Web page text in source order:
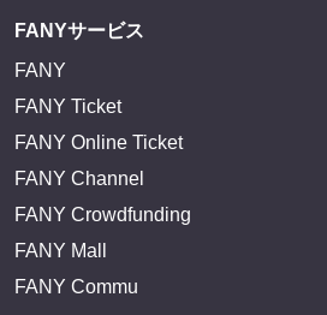
FANYサービス
FANY
FANY Ticket
FANY Online Ticket
FANY Channel
FANY Crowdfunding
FANY Mall
FANY Commu